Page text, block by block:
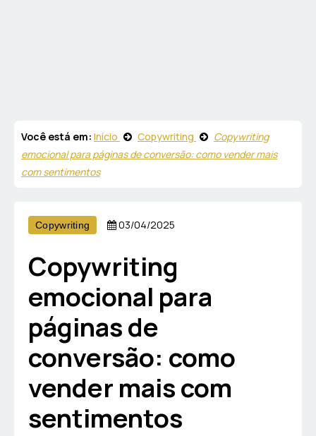
Você está em: Início Copywriting
Copywriting
emocional para páginas de conversão: como vender mais
com sentimentos
Copywriting 03/04/2025
Copywriting
emocional para
páginas de
conversão: como
vender mais com
sentimentos